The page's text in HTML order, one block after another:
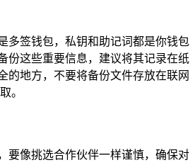
多签钱包，私钥和助记词都是你钱包
份这些重要信息，建议将其记录在纸
的地方，不要将备份文件存放在联网
。
要像挑选合作伙伴一样谨慎，确保对